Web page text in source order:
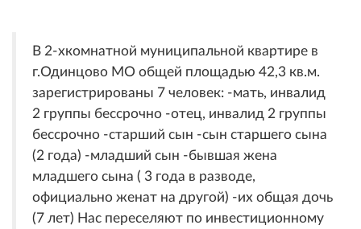
В 2-хкомнатной муниципальной квартире в
г.Одинцово МО общей площадью 42,3 кв.м.
зарегистрированы 7 человек: -мать, инвалид
2 группы бессрочно -отец, инвалид 2 группы
бессрочно -старший сын -сын старшего сына
(2 года) -младший сын -бывшая жена
младшего сына ( 3 года в разводе,
официально женат на другой) -их общая дочь
(7 лет) Нас переселяют по инвестиционному